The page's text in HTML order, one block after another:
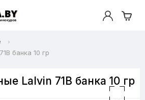
банка 10 гр
Lalvin 71B банка 10 гр